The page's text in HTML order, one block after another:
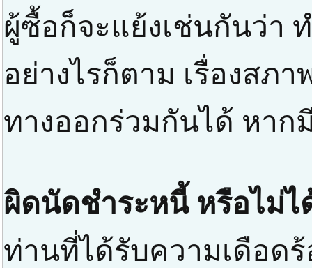
ผู้ซื้อก็จะแย้งเช่นกันว่า
อย่างไรก็ตาม เรื่องสภ
ทางออกร่วมกันได้ หาก
ผิดนัดชำระหนี้ หรือไม่ไ
ท่านที่ได้รับความเดือด